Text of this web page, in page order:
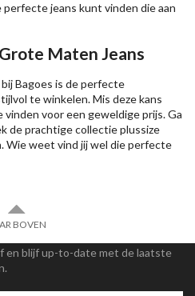
perfecte jeans kunt vinden die aan
Maten Jeans
Bagoes is de perfecte
te winkelen. Mis deze kans
voor een geweldige prijs. Ga
de prachtige collectie plussize
Wie weet vind jij wel die perfecte
BOVEN
en blijf up-to-date met de laatste